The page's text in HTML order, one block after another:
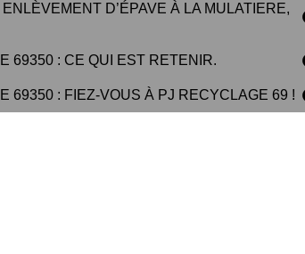
D’ÉPAVE À LA MULATIERE,
69350 : CE QUI EST RETENIR.
69350 : FIEZ-VOUS À PJ RECYCLAGE 69 !